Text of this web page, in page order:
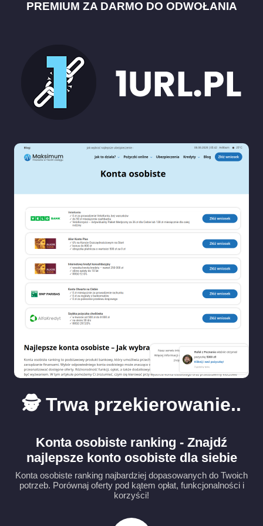
PREMIUM ZA DARMO DO ODWOŁANIA
🕵️ Trwa przekierowanie..
Konta osobiste ranking - Znajdź
najlepsze konto osobiste dla siebie
Konta osobiste ranking najbardziej dopasowanych do Twoich
potrzeb. Porównaj oferty pod kątem opłat, funkcjonalności i
korzyści!